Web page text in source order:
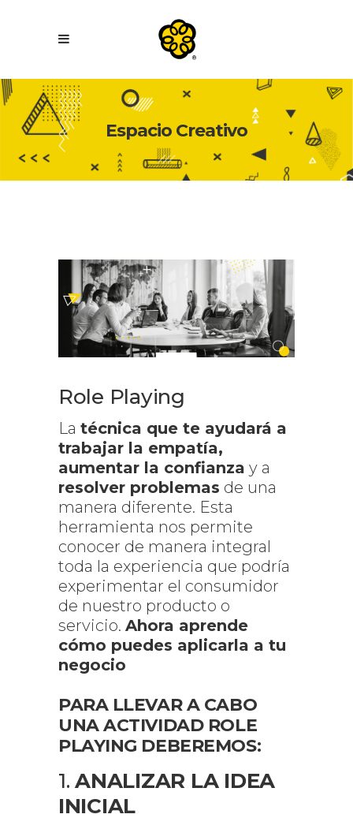
Espacio Creativo
Role Playing
La técnica que te ayudará a
trabajar la empatía,
aumentar la confianza y a
resolver problemas de una
manera diferente. Esta
herramienta nos permite
conocer de manera integral
toda la experiencia que podría
experimentar el consumidor
de nuestro producto o
servicio. Ahora aprende
cómo puedes aplicarla a tu
negocio
PARA LLEVAR A CABO
UNA ACTIVIDAD ROLE
PLAYING DEBEREMOS:
1.ANALIZAR LA IDEA
INICIAL